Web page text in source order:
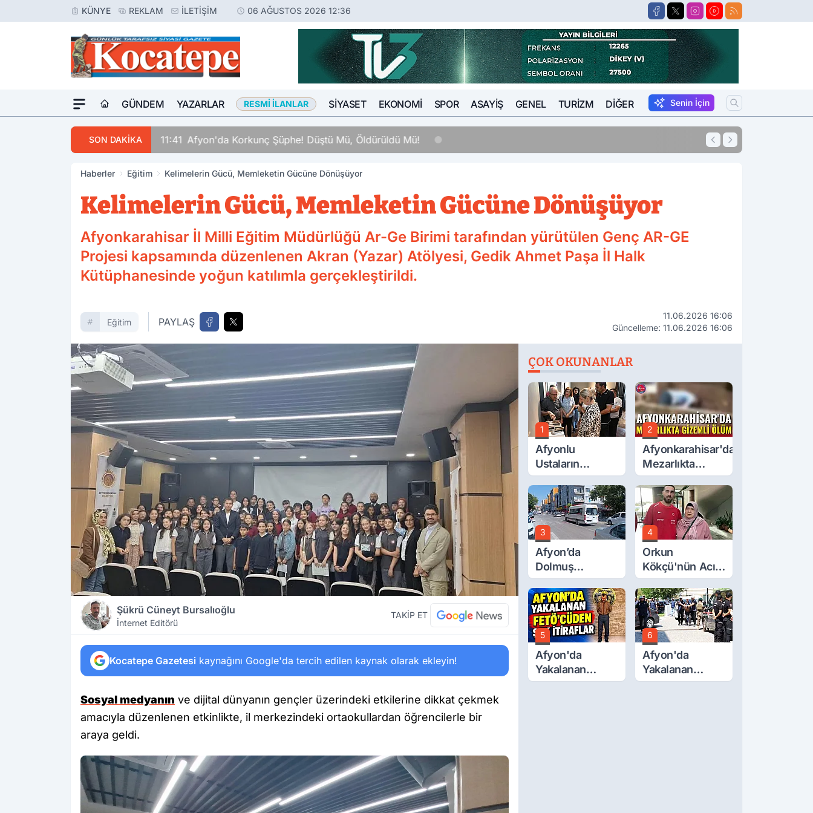
KÜNYE REKLAM İLETIŞIM 06 AĞUSTOS 2026 12:36
GÜNDEM YAZARLAR RESMI İLANLAR SIYASET EKONOMI SPOR ASAYIŞ GENEL TURIZM DIĞER Senin İçin
SON DAKİKA 11:41 Afyon'da Korkunç Şüphe! Düştü Mü, Öldürüldü Mü! 17:48
Haberler Eğitim Kelimelerin Gücü, Memleketin Gücüne Dönüşüyor
Kelimelerin Gücü, Memleketin Gücüne Dönüşüyor
Afyonkarahisar İl Milli Eğitim Müdürlüğü Ar-Ge Birimi tarafından yürütülen Genç AR-GE
Projesi kapsamında düzenlenen Akran (Yazar) Atölyesi, Gedik Ahmet Paşa İl Halk
Kütüphanesinde yoğun katılımla gerçekleştirildi.
Eğitim PAYLAŞ
11.06.2026 16:06
Güncelleme: 11.06.2026 16:06
Şükrü Cüneyt Bursalıoğlu
İnternet Editörü
TAKİP ET
Kocatepe Gazetesi kaynağını Google'da tercih edilen kaynak olarak ekleyin!
Sosyal medyanın ve dijital dünyanın gençler üzerindeki etkilerine dikkat çekmek
amacıyla düzenlenen etkinlikte, il merkezindeki ortaokullardan öğrencilerle bir
araya geldi.
ÇOK OKUNANLAR
1
Afyonlu
Ustaların
Eserleri
Görücüye Çıktı
2
Afyonkarahisar'da
Mezarlıkta
Gizemli Ölüm
3
Afyon’da
Dolmuş
Ücretlerine
Yüzde 40 Zam
Talebi
4
Orkun
Kökçü'nün Acı
Günü... Cenaze
Namazı
Emirdağ'da
5
Afyon'da
Yakalanan
FETÖ'Cüden
6
Afyon'da
Yakalanan
FETÖ'cü